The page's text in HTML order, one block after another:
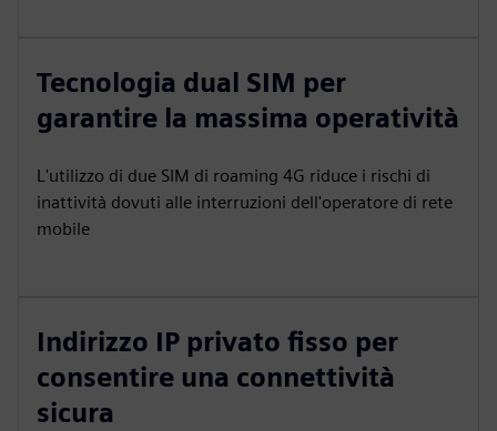
Tecnologia dual SIM per
garantire la massima operatività
L'utilizzo di due SIM di roaming 4G riduce i rischi di
inattività dovuti alle interruzioni dell'operatore di rete
mobile
Indirizzo IP privato fisso per
consentire una connettività
sicura